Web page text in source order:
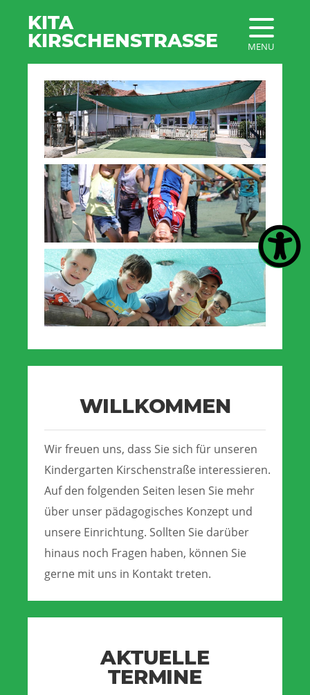
MENU
KITA
KIRSCHENSTRASSE
WILLKOMMEN
Wir freuen uns, dass Sie sich für unseren
Kindergarten Kirschenstraße interessieren.
Auf den folgenden Seiten lesen Sie mehr
über unser pädagogisches Konzept und
unsere Einrichtung. Sollten Sie darüber
hinaus noch Fragen haben, können Sie
gerne mit uns in Kontakt treten.
AKTUELLE
TERMINE